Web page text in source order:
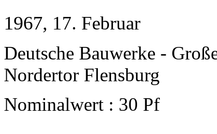
1967, 17. Februar
Deutsche Bauwerke -
Nordertor Flensburg
Nominalwert : 30 Pf